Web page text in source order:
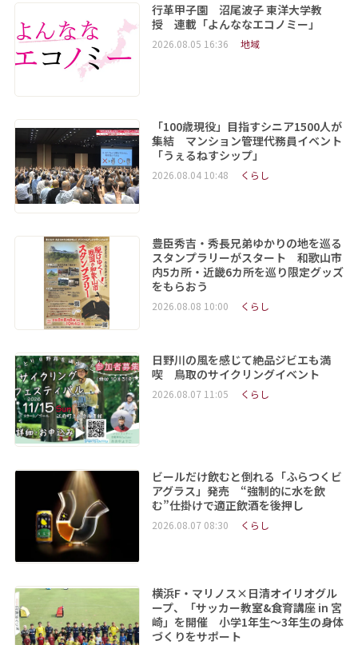
行革甲子園 沼尾波子 東洋大学教
授 連載「よんななエコノミー」
2026.08.05 16:36 地域
「100歳現役」目指すシニア1500人が
集結 マンション管理代務員イベント
「うぇるねすシップ」
2026.08.04 10:48 くらし
豊臣秀吉・秀長兄弟ゆかりの地を巡る
スタンプラリーがスタート 和歌山市
内5カ所・近畿6カ所を巡り限定グッズ
をもらおう
2026.08.08 10:00 くらし
日野川の風を感じて絶品ジビエも満
喫 鳥取のサイクリングイベント
2026.08.07 11:05 くらし
ビールだけ飲むと倒れる「ふらつくビ
アグラス」発売 “強制的に水を飲
む”仕掛けで適正飲酒を後押し
2026.08.07 08:30 くらし
横浜F・マリノス×日清オイリオグル
ープ、「サッカー教室&食育講座 in 宮
崎」を開催 小学1年生～3年生の身体
づくりをサポート